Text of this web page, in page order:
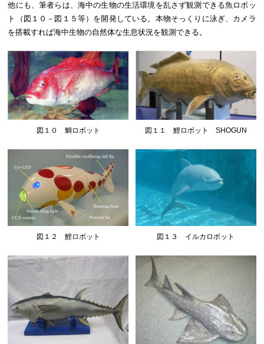
他にも、筆者らは、海中の生物の生活環境を乱さず観測できる魚ロボッ
ト（図１０－図１５等）を開発している。本物そっくりに泳ぎ、カメラ
を搭載すれば海中生物の自然体な生息状況を観測できる。
図１０ 鯛ロボット 図１１ 鯉ロボット SHOGUN
図１２ 鯉ロボット 図１３ イルカロボット